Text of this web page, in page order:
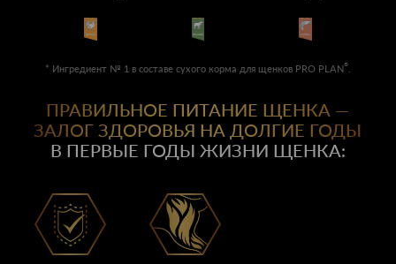
* Ингредиент № 1 в составе сухого корма для щенков PRO PLAN®
ПРАВИЛЬНОЕ ПИТАНИЕ ЩЕНКА —
ЗАЛОГ ЗДОРОВЬЯ НА ДОЛГИЕ ГОДЫ
В ПЕРВЫЕ ГОДЫ ЖИЗНИ ЩЕНКА: